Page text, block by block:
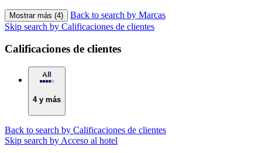
Mostrar más (4)
Back to search by Marcas
Skip search by Calificaciones de clientes
Calificaciones de clientes
4 y más
Back to search by Calificaciones de clientes
Skip search by Acceso al hotel